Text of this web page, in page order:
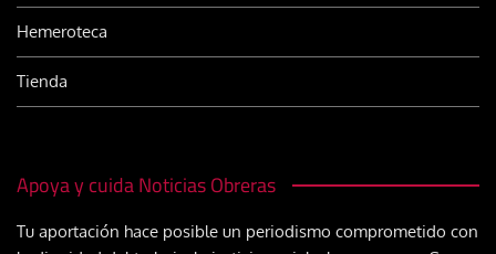
Hemeroteca
Tienda
Apoya y cuida Noticias Obreras
Tu aportación hace posible un periodismo comprometido con